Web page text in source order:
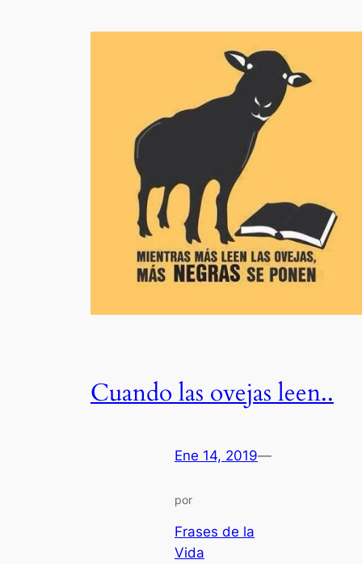
Cuando las ovejas leen..
Ene 14, 2019—
por
Frases de la
Vida